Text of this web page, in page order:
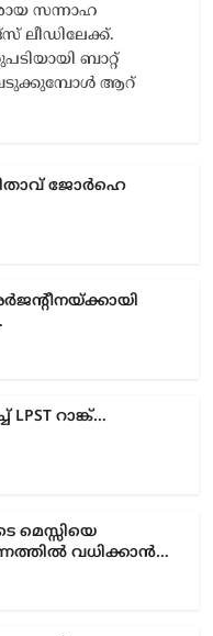
സന്നാഹ
ലീഡിലേക്ക്.
ബാറ്റ്
ആറ്
ജോർഹെ
LPST റാങ്ക്…
മെസ്സിയെ
വധിക്കാൻ…